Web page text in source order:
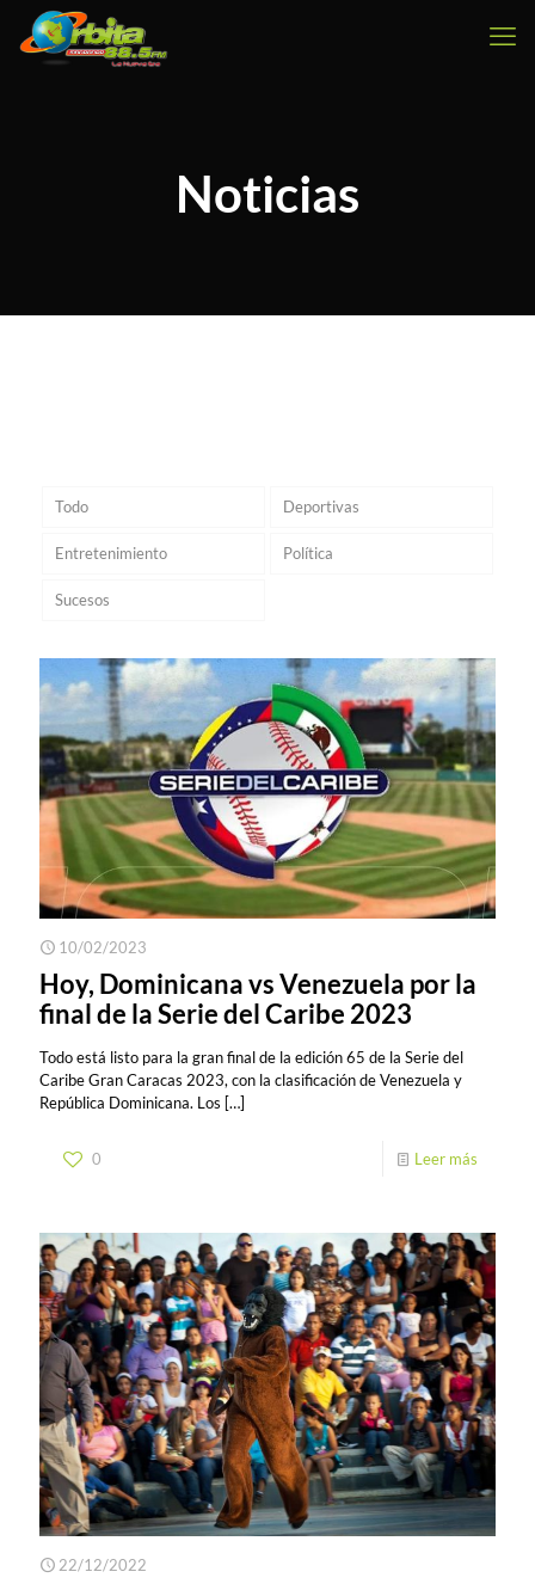
Noticias
Todo Deportivas
Entretenimiento Política
Sucesos
10/02/2023
Hoy, Dominicana vs Venezuela por la
final de la Serie del Caribe 2023
Todo está listo para la gran final de la edición 65 de la Serie del
Caribe Gran Caracas 2023, con la clasificación de Venezuela y
República Dominicana. Los […]
0 Leer más
22/12/2022